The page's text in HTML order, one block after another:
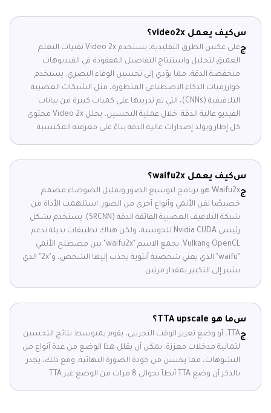
سكيف يعمل video2x؟
ج
على عكس الطرق التقليدية، يستخدم Video 2x تقنيات التعلم
العميق لتحليل واستنتاج التفاصيل المفقودة في الفيديوهات
منخفضة الدقة، مما يؤدي إلى تحسين الوفاء البصري. يستخدم
خوارزميات الذكاء الاصطناعي المتطورة، مثل الشبكات العصبية
التلافيفية (CNNs)، التي تم تدريبها على كميات كبيرة من بيانات
الفيديو عالية الدقة. خلال عملية التحسين، يحلل Video 2x محتوى
كل إطار ويولد إصدارات عالية الدقة بناءً على معرفته المكتسبة.
سكيف يعمل waifu2x؟
ج
Waifu2x هو برنامج لتوسيع الصور وتقليل الضوضاء مصمم
خصيصًا لفن الأنمي وأنواع أخرى من الصور. استلهمت الأداة من
شبكة التلافيف العصبية الفائقة الدقة (SRCNN). يستخدم بشكل
رئيسي Nvidia CUDA للحوسبة، ولكن هناك تطبيقات بديلة تدعم
OpenCL وVulkan. يجمع الاسم "waifu2x" بين مصطلح الأنمي
"waifu" الذي يعني شخصية أنثوية يجذب إليها الشخص، و"2x" الذي
يشير إلى التكبير بمقدار مرتين.
سما هو TTA upscale؟
ج
TTA، أو وضع تعزيز الوقت التجريبي، يقوم بمتوسط نتائج التحسين
لثمانية مدخلات معززة. يمكن أن يقلل هذا الوضع من عدة أنواع من
التشوهات، مما يحسن من جودة الصورة النهائية. ومع ذلك، يجدر
بالذكر أن وضع TTA أبطأ بحوالي 8 مرات من الوضع غير TTA.